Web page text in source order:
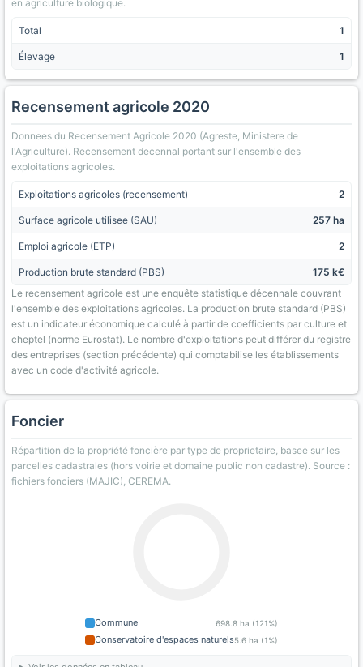
en agriculture biologique.
Total 1
Élevage 1
Recensement agricole 2020
Donnees du Recensement Agricole 2020 (Agreste, Ministere de
l'Agriculture). Recensement decennal portant sur l'ensemble des
exploitations agricoles.
Exploitations agricoles (recensement) 2
Surface agricole utilisee (SAU) 257 ha
Emploi agricole (ETP) 2
Production brute standard (PBS)
175 k€
Le recensement agricole est une enquête statistique décennale couvrant
l'ensemble des exploitations agricoles. La production brute standard (PBS)
est un indicateur économique calculé à partir de coefficients par culture et
cheptel (norme Eurostat). Le nombre d'exploitations peut différer du registre
des entreprises (section précédente) qui comptabilise les établissements
avec un code d'activité agricole.
Foncier
Répartition de la propriété foncière par type de proprietaire, basee sur les
parcelles cadastrales (hors voirie et domaine public non cadastre). Source :
fichiers fonciers (MAJIC), CEREMA.
Commune 698.8 ha (121%)
Conservatoire d'espaces naturels5.6 ha (1%)